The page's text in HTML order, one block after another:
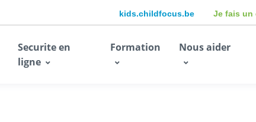
kids.childfocus.be Je fais un
Securite en
ligne
Formation Nous aider